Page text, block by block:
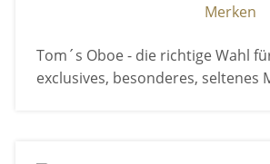
Merken
Tom´s Oboe - die richtige Wahl
exclusives, besonderes, seltenes